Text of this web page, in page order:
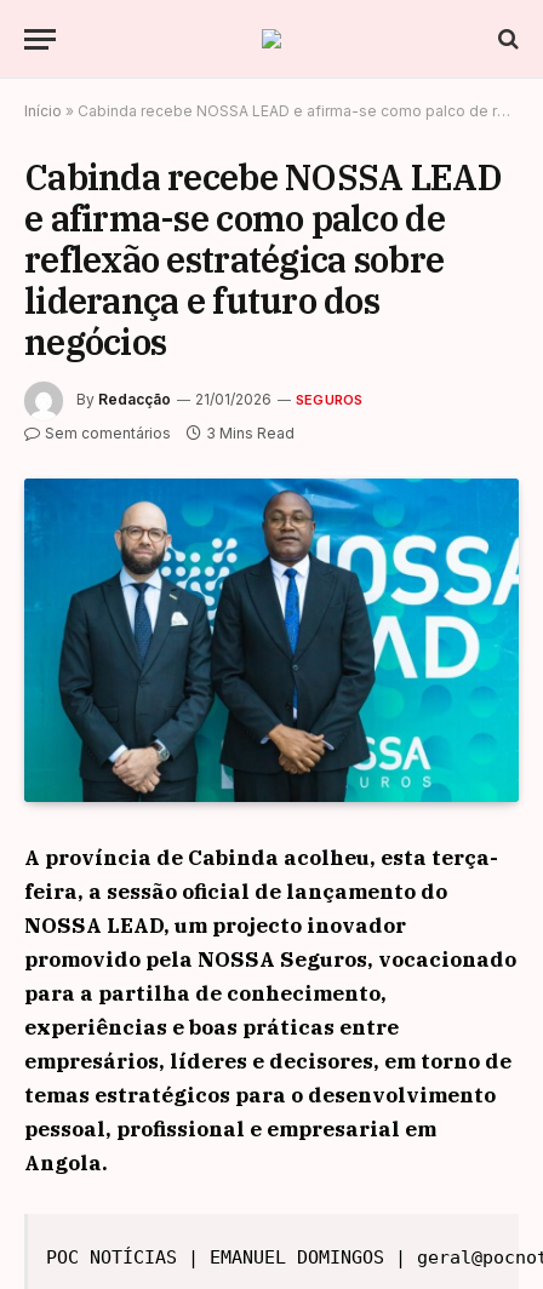
Início » Cabinda recebe NOSSA LEAD e afirma-se como palco de reflexão estratégica sobre liderança e futuro dos negócios
Cabinda recebe NOSSA LEAD
e afirma-se como palco de
reflexão estratégica sobre
liderança e futuro dos
negócios
By Redacção 21/01/2026 SEGUROS
Sem comentários 3 Mins Read
A província de Cabinda acolheu, esta terça-
feira, a sessão oficial de lançamento do
NOSSA LEAD, um projecto inovador
promovido pela NOSSA Seguros, vocacionado
para a partilha de conhecimento,
experiências e boas práticas entre
empresários, líderes e decisores, em torno de
temas estratégicos para o desenvolvimento
pessoal, profissional e empresarial em
Angola.
POC NOTÍCIAS | EMANUEL DOMINGOS |